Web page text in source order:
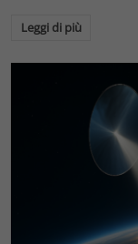
Leggi di più